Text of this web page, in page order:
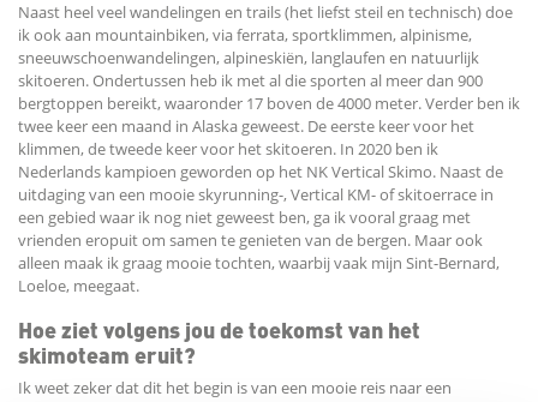
Naast heel veel wandelingen en trails (het liefst steil en technisch) doe
ik ook aan mountainbiken, via ferrata, sportklimmen, alpinisme,
sneeuwschoenwandelingen, alpineskiën, langlaufen en natuurlijk
skitoeren. Ondertussen heb ik met al die sporten al meer dan 900
bergtoppen bereikt, waaronder 17 boven de 4000 meter. Verder ben ik
twee keer een maand in Alaska geweest. De eerste keer voor het
klimmen, de tweede keer voor het skitoeren. In 2020 ben ik
Nederlands kampioen geworden op het NK Vertical Skimo. Naast de
uitdaging van een mooie skyrunning-, Vertical KM- of skitoerrace in
een gebied waar ik nog niet geweest ben, ga ik vooral graag met
vrienden eropuit om samen te genieten van de bergen. Maar ook
alleen maak ik graag mooie tochten, waarbij vaak mijn Sint-Bernard,
Loeloe, meegaat.
Hoe ziet volgens jou de toekomst van het
skimoteam eruit?
Ik weet zeker dat dit het begin is van een mooie reis naar een